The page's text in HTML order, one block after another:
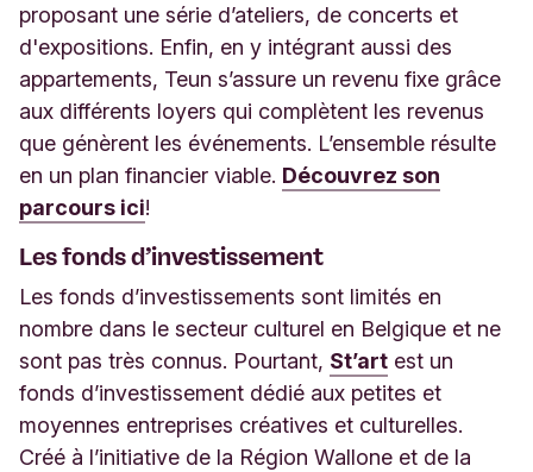
proposant une série d’ateliers, de concerts et
d'expositions. Enfin, en y intégrant aussi des
appartements, Teun s’assure un revenu fixe grâce
aux différents loyers qui complètent les revenus
que génèrent les événements. L’ensemble résulte
en un plan financier viable. Découvrez son
parcours ici!
Les fonds d’investissement
Les fonds d’investissements sont limités en
nombre dans le secteur culturel en Belgique et ne
sont pas très connus. Pourtant, St’art est un
fonds d’investissement dédié aux petites et
moyennes entreprises créatives et culturelles.
Créé à l’initiative de la Région Wallone et de la